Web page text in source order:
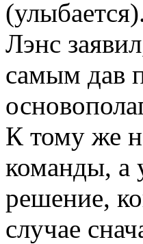
Лэнс
самым дав
К тому же
команды, а
решение,
случае